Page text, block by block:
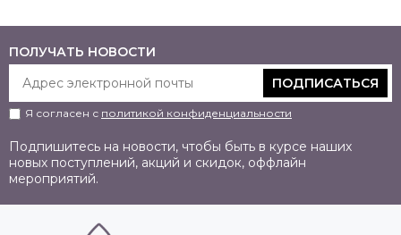
ПОЛУЧАТЬ НОВОСТИ
ПОДПИСАТЬСЯ
Я согласен с политикой конфиденциальности
Подпишитесь на новости, чтобы быть в курсе наших
новых поступлений, акций и скидок, оффлайн
мероприятий.